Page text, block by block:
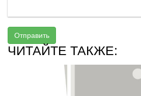
Отправить
ЧИТАЙТЕ ТАКЖЕ: